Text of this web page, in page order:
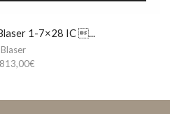
1-7×28 IC ...
Blaser
€